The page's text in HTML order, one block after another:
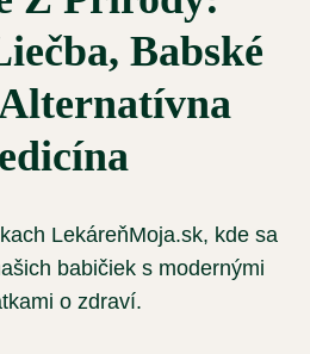
Babské
LekáreňMoja.sk, kde sa
babičiek s modernými
o zdraví.